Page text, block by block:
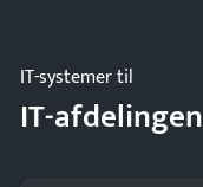
IT-systemer til
IT-afdelingen